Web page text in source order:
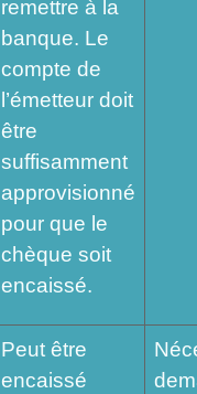
remettre à la
banque. Le
compte de
l’émetteur doit
être
suffisamment
approvisionné
pour que le
chèque soit
encaissé.
Peut être
encaissé